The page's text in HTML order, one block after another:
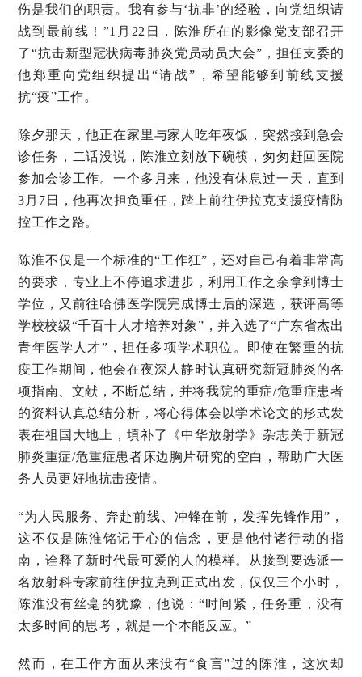
伤是我们的职责。我有参与‘抗非’的经验，向党组织请
战到最前线！”1月22日，陈淮所在的影像党支部召开
了“抗击新型冠状病毒肺炎党员动员大会”，担任支委的
他郑重向党组织提出“请战”，希望能够到前线支援
抗“疫”工作。
除夕那天，他正在家里与家人吃年夜饭，突然接到急会
诊任务，二话没说，陈淮立刻放下碗筷，匆匆赶回医院
参加会诊工作。一个多月来，他没有休息过一天，直到
3月7日，他再次担负重任，踏上前往伊拉克支援疫情防
控工作之路。
陈淮不仅是一个标准的“工作狂”，还对自己有着非常高
的要求，专业上不停追求进步，利用工作之余拿到博士
学位，又前往哈佛医学院完成博士后的深造，获评高等
学校校级“千百十人才培养对象”，并入选了“广东省杰出
青年医学人才”，担任多项学术职位。即使在繁重的抗
疫工作期间，他会在夜深人静时认真研究新冠肺炎的各
项指南、文献，不断总结，并将我院的重症/危重症患者
的资料认真总结分析，将心得体会以学术论文的形式发
表在祖国大地上，填补了《中华放射学》杂志关于新冠
肺炎重症/危重症患者床边胸片研究的空白，帮助广大医
务人员更好地抗击疫情。
“为人民服务、奔赴前线、冲锋在前，发挥先锋作用”，
这不仅是陈淮铭记于心的信念，更是他付诸行动的指
南，诠释了新时代最可爱的人的模样。从接到要选派一
名放射科专家前往伊拉克到正式出发，仅仅三个小时，
陈淮没有丝毫的犹豫，他说：“时间紧，任务重，没有
太多时间的思考，就是一个本能反应。”
然而，在工作方面从来没有“食言”过的陈淮，这次却